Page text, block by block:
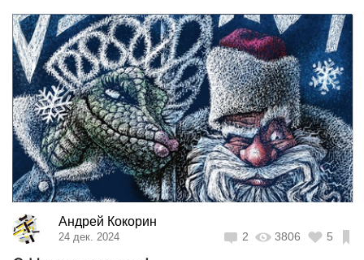
Андрей Кокорин
24 дек. 2024 2 3806 5